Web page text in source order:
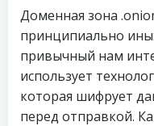
Доменная зона
принципиально
привычный нам
использует
которая шифрует
перед отправкой.